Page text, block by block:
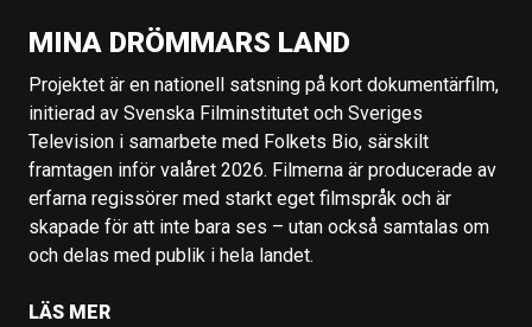
MINA DRÖMMARS LAND
Projektet är en nationell satsning på kort dokumentärfilm,
initierad av Svenska Filminstitutet och Sveriges
Television i samarbete med Folkets Bio, särskilt
framtagen inför valåret 2026. Filmerna är producerade av
erfarna regissörer med starkt eget filmspråk och är
skapade för att inte bara ses – utan också samtalas om
och delas med publik i hela landet.
LÄS MER